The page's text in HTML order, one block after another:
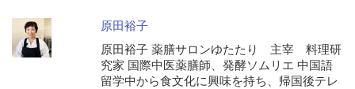
原田裕子
原田裕子 薬膳サロンゆたたり 主宰 料理研
究家 国際中医薬膳師、発酵ソムリエ 中国語
留学中から食文化に興味を持ち、帰国後テレ